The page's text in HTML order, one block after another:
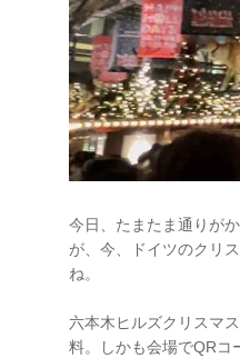
今日、たまたま通りが
が、今、ドイツのクリ
ね。
六本木ヒルズクリスマ
料。しかも会場でQRコ